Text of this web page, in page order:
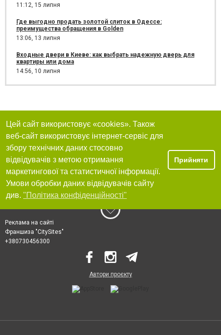
11:12, 15 липня
Где выгодно продать золотой слиток в Одессе:
преимущества обращения в Golden
13:06, 13 липня
Входные двери в Киеве: как выбрать надежную дверь для
квартиры или дома
14:56, 10 липня
Цей сайт використовує «cookies». Також
веб-сайт використовує інтернет-сервіс для
збору технічних даних стосовно
відвідувачів з метою отримання
маркетингової та статистичної інформації.
Умови обробки даних відвідувачів сайту
див. "Політика конфіденційності"
Прийняти
Реклама на сайті
Франшиза "CitySites"
+380730456300
Автори проєкту